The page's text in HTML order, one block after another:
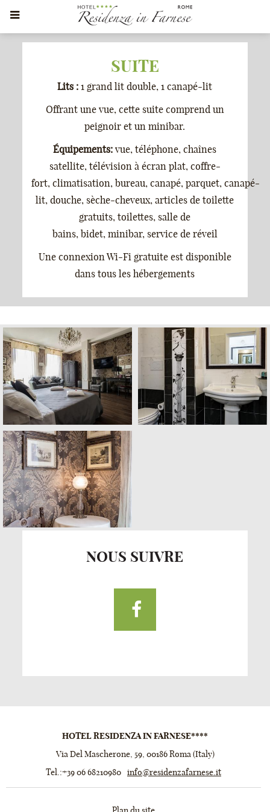
SUITE
Lits : 1 grand lit double, 1 canapé-lit
Offrant une vue, cette suite comprend un
peignoir et un minibar.
Équipements:vue, téléphone, chaînes
satellite, télévision à écran plat, coffre-
fort, climatisation, bureau, canapé, parquet, canapé-
lit, douche, sèche-cheveux, articles de toilette
gratuits, toilettes, salle de
bains, bidet, minibar, service de réveil
Une connexion Wi-Fi gratuite est disponible
dans tous les hébergements
NOUS SUIVRE
Facebook
HOTEL RESIDENZA IN FARNESE****
Via Del Mascherone, 59, 00186Roma(Italy)
Tel.:+39 06 68210980 info@residenzafarnese.it